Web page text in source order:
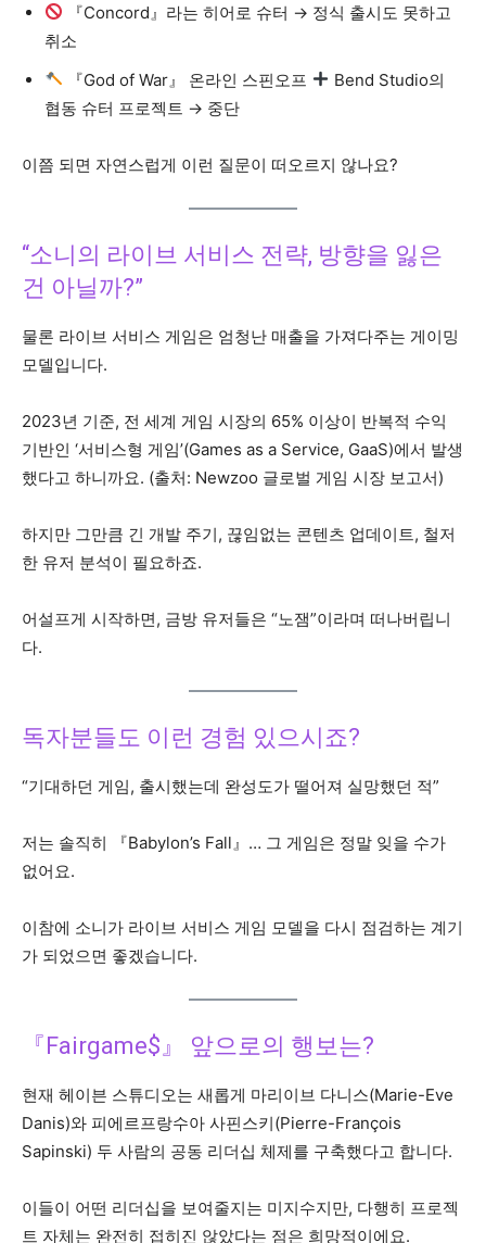
『Concord』라는 히어로 슈터 → 정식 출시도 못하고
취소
『God of War』 온라인 스핀오프
Bend Studio의
협동 슈터 프로젝트 → 중단
이쯤 되면 자연스럽게 이런 질문이 떠오르지 않나요?
“소니의 라이브 서비스 전략, 방향을 잃은
건 아닐까?”
물론 라이브 서비스 게임은 엄청난 매출을 가져다주는 게이밍
모델입니다.
2023년 기준, 전 세계 게임 시장의 65% 이상이 반복적 수익
기반인 ‘서비스형 게임’(Games as a Service, GaaS)에서 발생
했다고 하니까요. (출처: Newzoo 글로벌 게임 시장 보고서)
하지만 그만큼 긴 개발 주기, 끊임없는 콘텐츠 업데이트, 철저
한 유저 분석이 필요하죠.
어설프게 시작하면, 금방 유저들은 “노잼”이라며 떠나버립니
다.
독자분들도 이런 경험 있으시죠?
“기대하던 게임, 출시했는데 완성도가 떨어져 실망했던 적”
저는 솔직히 『Babylon’s Fall』… 그 게임은 정말 잊을 수가
없어요.
이참에 소니가 라이브 서비스 게임 모델을 다시 점검하는 계기
가 되었으면 좋겠습니다.
『Fairgame$』 앞으로의 행보는?
현재 헤이븐 스튜디오는 새롭게 마리이브 다니스(Marie-Eve
Danis)와 피에르프랑수아 사핀스키(Pierre-François
Sapinski) 두 사람의 공동 리더십 체제를 구축했다고 합니다.
이들이 어떤 리더십을 보여줄지는 미지수지만, 다행히 프로젝
트 자체는 완전히 접히진 않았다는 점은 희망적이에요.